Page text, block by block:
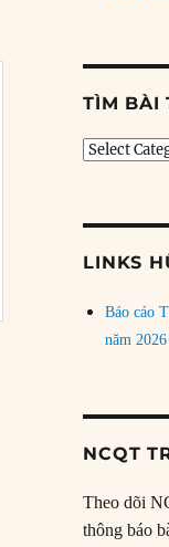
TÌM BÀI
Tìm
LINKS
Báo cáo
năm 2026
NCQT
Theo dõi
thông báo